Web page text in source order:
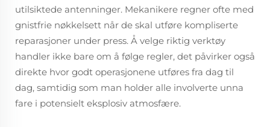
utilsiktede antenninger. Mekanikere regner ofte med
gnistfrie nøkkelsett når de skal utføre kompliserte
reparasjoner under press. Å velge riktig verktøy
handler ikke bare om å følge regler, det påvirker også
direkte hvor godt operasjonene utføres fra dag til
dag, samtidig som man holder alle involverte unna
fare i potensielt eksplosiv atmosfære.